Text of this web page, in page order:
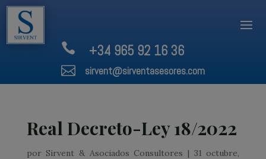
 +34 965 92 16 36
 sirvent@sirventasesores.com
Real Decreto-Ley 18/2022
por Sirvent & Asociados Consultores | 31 octubre,